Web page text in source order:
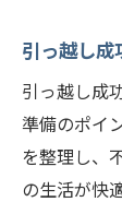
引っ越し
引っ越し成
準備のポイ
を整理し、
の生活が快